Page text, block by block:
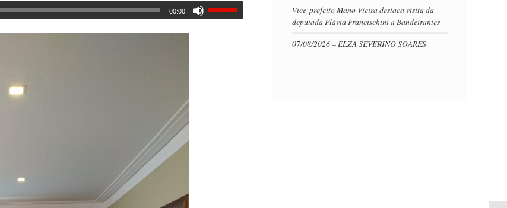
00:00
Vice-prefeito Mano Vieira destaca visita da
deputada Flávia Francischini a Bandeirantes
07/08/2026 – ELZA SEVERINO SOARES